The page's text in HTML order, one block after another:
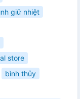
giữ nhiệt
store
bình thủy